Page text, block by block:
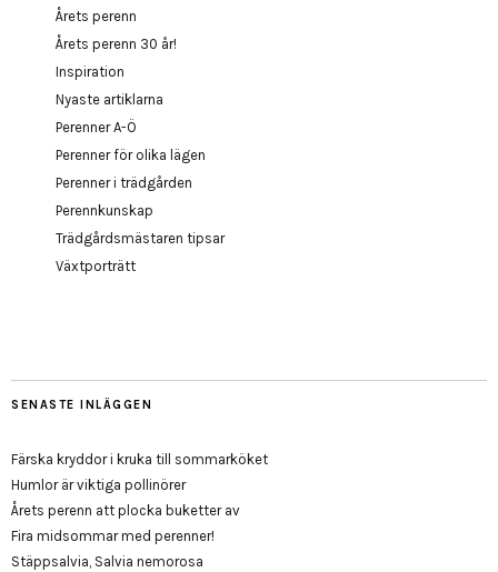
Årets perenn
Årets perenn 30 år!
Inspiration
Nyaste artiklarna
Perenner A-Ö
Perenner för olika lägen
Perenner i trädgården
Perennkunskap
Trädgårdsmästaren tipsar
Växtporträtt
SENASTE INLÄGGEN
Färska kryddor i kruka till sommarköket
Humlor är viktiga pollinörer
Årets perenn att plocka buketter av
Fira midsommar med perenner!
Stäppsalvia, Salvia nemorosa